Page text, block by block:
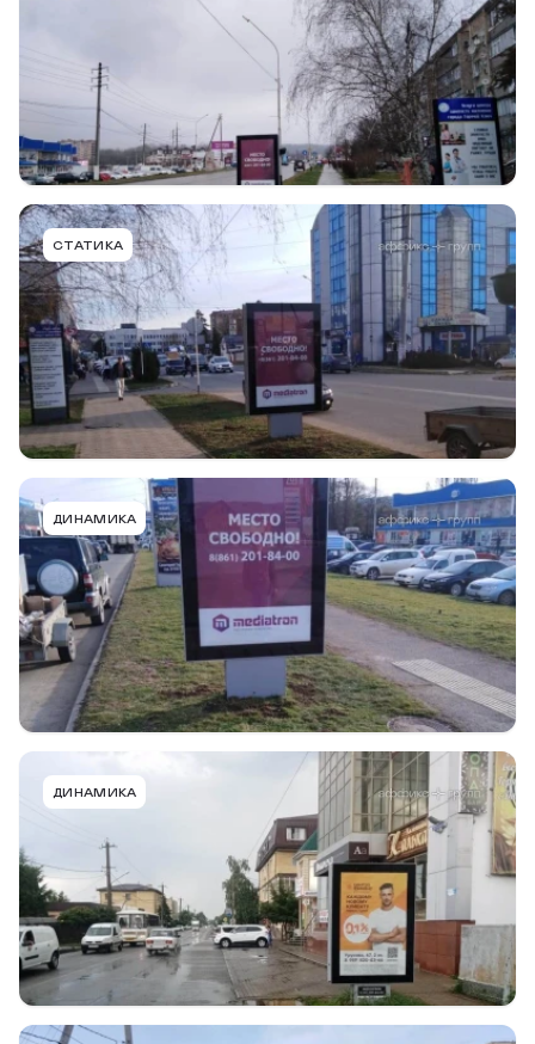
занятости, к а-д М4 Дон, выезд
Ситиформат
Размер
1,24х2,0
Сторона
A
Подробнее В портфель
СТАТИКА
GRK002BCFMT
г. Горячий Ключ, ул. Революции, 5, Центр
занятости, в центр
Тип конструкции
Ситиформат
Размер
1,24х2,0
Сторона
B
Подробнее В портфель
ДИНАМИКА
GRK001ACFMT
г. Горячий Ключ, ул. Революции, 4, напротив ТЦ
СБСВ, в центр
Тип конструкции
Ситиформат 1,24х2,0
Сторона
A
Подробнее В портфель
ДИНАМИКА
GRK003ACFMT
г. Горячий Ключ, ул. Псекупская, 50, возле ТЦ, к
ул. Пролетарская
Тип конструкции
Ситиформат
Размер
1,24х2,0
Сторона
Подробнее В портфель